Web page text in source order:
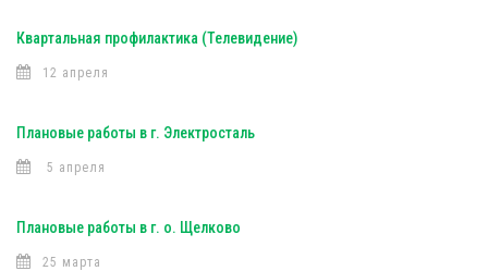
Квартальная профилактика (Телевидение)
12 апреля
Плановые работы в г. Электросталь
5 апреля
Плановые работы в г. о. Щелково
25 марта